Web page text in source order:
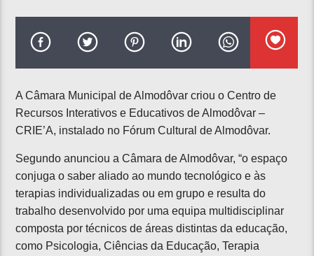
A Câmara Municipal de Almodôvar criou o Centro de
Recursos Interativos e Educativos de Almodôvar –
CRIE’A, instalado no Fórum Cultural de Almodôvar.
Segundo anunciou a Câmara de Almodôvar, “o espaço
conjuga o saber aliado ao mundo tecnológico e às
terapias individualizadas ou em grupo e resulta do
trabalho desenvolvido por uma equipa multidisciplinar
composta por técnicos de áreas distintas da educação,
como Psicologia, Ciências da Educação, Terapia